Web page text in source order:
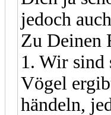
jedoch
Zu Deinen
1. Wir sind
Vögel
händeln,